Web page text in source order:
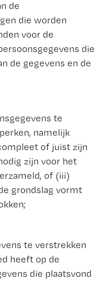
de
die worden
voor de
die
de gegevens en de
te
namelijk
of juist zijn
zijn voor het
of (iii)
grondslag vormt
te verstrekken
heeft op de
die plaatsvond